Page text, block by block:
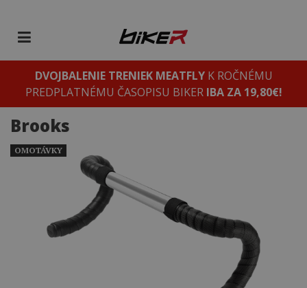
DVOJBALENIE TRENIEK MEATFLYK ROČNÉMU
PREDPLATNÉMU ČASOPISU BIKER IBA ZA 19,80€!
Brooks
OMOTÁVKY